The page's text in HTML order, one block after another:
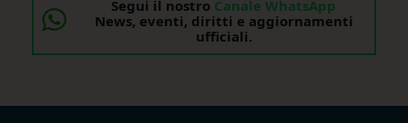
Segui il nostro Canale WhatsApp
News, eventi, diritti e aggiornamenti
ufficiali.